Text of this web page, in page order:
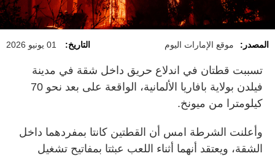
المصدر: موقع الإمارات اليوم التاريخ: 01 يونيو 2026
تسببت قطتان في اندلاع حريق داخل شقة في مدينة
فيلدن بولاية بافاريا الألمانية، الواقعة على بعد نحو 70
كيلومترا من ميونخ.
وأعلنت الشرطة امس أن القطتين كانتا بمفردهما داخل
الشقة، ويعتقد أنهما أثناء اللعب عبثتا بمفاتيح تشغيل